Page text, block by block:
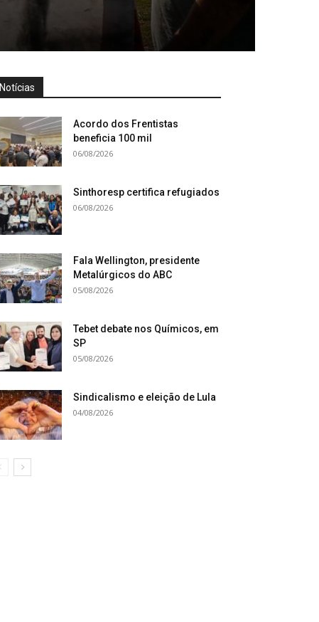
Notícias
Acordo dos Frentistas
beneficia 100 mil
06/08/2026
Sinthoresp certifica refugiados
06/08/2026
Fala Wellington, presidente
Metalúrgicos do ABC
05/08/2026
Tebet debate nos Químicos, em
SP
05/08/2026
Sindicalismo e eleição de Lula
04/08/2026